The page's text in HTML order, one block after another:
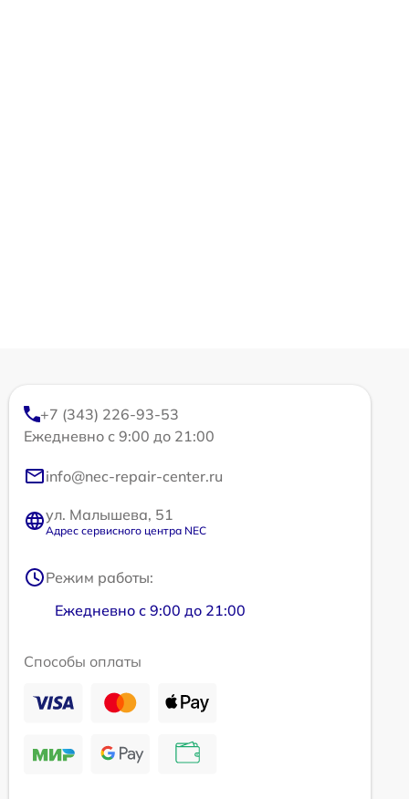
+7 (343) 226-93-53
Ежедневно с 9:00 до 21:00
info@nec-repair-center.ru
ул. Малышева, 51
Адрес сервисного центра NEC
Режим работы:
Ежедневно с 9:00 до 21:00
Способы оплаты